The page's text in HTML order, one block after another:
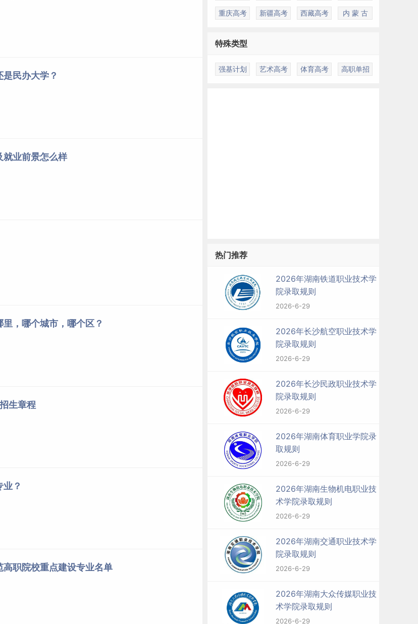
民办大学？
就业前景怎么样
，哪个城市，哪个区？
生章程
？
职院校重点建设专业名单
重庆高考 新疆高考 西藏高考 内 蒙 古
特殊类型
强基计划 艺术高考 体育高考 高职单招
热门推荐
2026年湖南铁道职业技术学
院录取规则
2026-6-29
2026年长沙航空职业技术学
院录取规则
2026-6-29
2026年长沙民政职业技术学
院录取规则
2026-6-29
2026年湖南体育职业学院录
取规则
2026-6-29
2026年湖南生物机电职业技
术学院录取规则
2026-6-29
2026年湖南交通职业技术学
院录取规则
2026-6-29
2026年湖南大众传媒职业技
术学院录取规则
2026-6-29